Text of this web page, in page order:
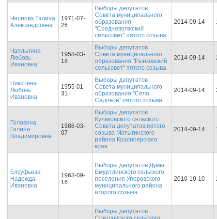
Чернова Галина
Александровна
1971-07-
26
Выборы депутатов
Совета муниципального
образования
"Средневолжский
сельсовет" пятого созыва
2014-09-14
Чаплыгина
Любовь
Ивановна
1958-03-
18
Выборы депутатов
Совета муниципального
образования "Рынковский
сельсовет" пятого созыва
2014-09-14
Никитина
Любовь
Ивановна
1955-01-
31
Выборы депутатов
Совета муниципального
образования "Село
Садовое" пятого созыва
2014-09-14
Головина
Галина
Владимировна
1988-03-
07
Выборы депутатов
Кулаковского сельского
Совета депутатов пятого
созыва Мотыгинского
района Красноярского
края
2014-09-14
Елсуфьева
Надежда
Ивановна
1963-09-
16
Выборы депутатов Думы
Емуртлинского сельского
поселения Упоровского
муниципального района
второго созыва
2010-10-10
Выборы депутатов